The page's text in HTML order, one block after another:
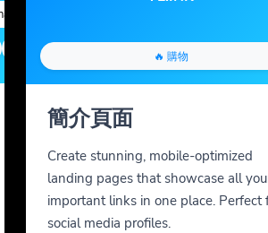
Custom Parameters Custom Meta Tags
🔥 購物
簡介頁面
Create stunning, mobile-optimized
landing pages that showcase all
important links in one place. Perfect
social media profiles.